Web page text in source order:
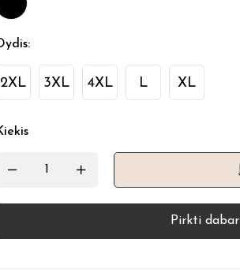
:
2XL 3XL 4XL L XL
Pirkti dabar